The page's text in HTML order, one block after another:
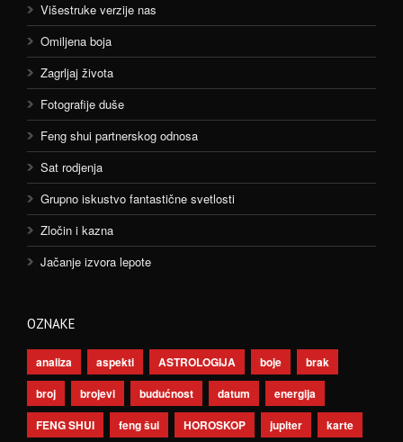
Višestruke verzije nas
Omiljena boja
Zagrljaj života
Fotografije duše
Feng shui partnerskog odnosa
Sat rodjenja
Grupno iskustvo fantastične svetlosti
Zločin i kazna
Jačanje izvora lepote
OZNAKE
analiza aspekti ASTROLOGIJA boje
brak
broj
brojevi budućnost datum
energija
FENG SHUI
feng šui HOROSKOP jupiter karte